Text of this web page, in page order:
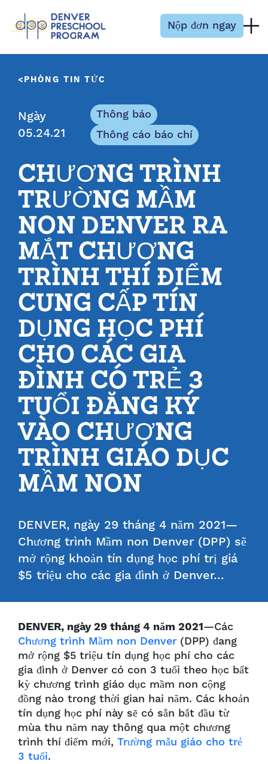
Nộp đơn ngay
PHÒNG TIN TỨC
Ngày
05.24.21
Thông báo
Thông cáo báo chí
CHƯƠNG TRÌNH
TRƯỜNG MẦM
NON DENVER RA
MẮT CHƯƠNG
TRÌNH THÍ ĐIỂM
CUNG CẤP TÍN
DỤNG HỌC PHÍ
CHO CÁC GIA
ĐÌNH CÓ TRẺ 3
TUỔI ĐĂNG KÝ
VÀO CHƯƠNG
TRÌNH GIÁO DỤC
MẦM NON
DENVER, ngày 29 tháng 4 năm 2021—
Chương trình Mầm non Denver (DPP) sẽ
mở rộng khoản tín dụng học phí trị giá
$5 triệu cho các gia đình ở Denver…
DENVER, ngày 29 tháng 4 năm 2021—Các
Chương trình Mầm non Denver (DPP) đang
mở rộng $5 triệu tín dụng học phí cho các
gia đình ở Denver có con 3 tuổi theo học bất
kỳ chương trình giáo dục mầm non cộng
đồng nào trong thời gian hai năm. Các khoản
tín dụng học phí này sẽ có sẵn bắt đầu từ
mùa thu năm nay thông qua một chương
trình thí điểm mới, Trường mẫu giáo cho trẻ
3 tuổi.